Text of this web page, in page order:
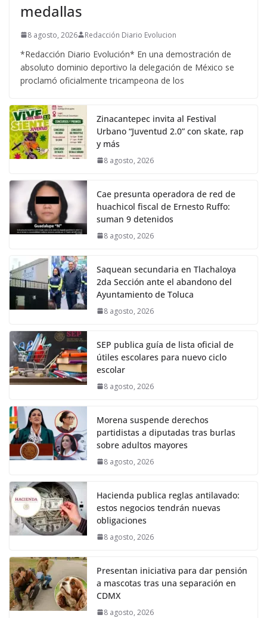
medallas
8 agosto, 2026 Redacción Diario Evolucion
*Redacción Diario Evolución* En una demostración de
absoluto dominio deportivo la delegación de México se
proclamó oficialmente tricampeona de los
Zinacantepec invita al Festival
Urbano “Juventud 2.0” con skate, rap
y más
8 agosto, 2026
Cae presunta operadora de red de
huachicol fiscal de Ernesto Ruffo:
suman 9 detenidos
8 agosto, 2026
Saquean secundaria en Tlachaloya
2da Sección ante el abandono del
Ayuntamiento de Toluca
8 agosto, 2026
SEP publica guía de lista oficial de
útiles escolares para nuevo ciclo
escolar
8 agosto, 2026
Morena suspende derechos
partidistas a diputadas tras burlas
sobre adultos mayores
8 agosto, 2026
Hacienda publica reglas antilavado:
estos negocios tendrán nuevas
obligaciones
8 agosto, 2026
Presentan iniciativa para dar pensión
a mascotas tras una separación en
CDMX
8 agosto, 2026